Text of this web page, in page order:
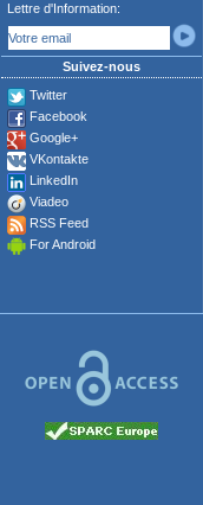
Lettre d'Information:
Suivez-nous
Twitter
Facebook
Google+
VKontakte
LinkedIn
Viadeo
RSS Feed
For Android